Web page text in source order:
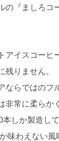
の『ましろコ
アイスコー
残りません。
ならではのフ
非常に柔らか
しか製造し
味わえない風